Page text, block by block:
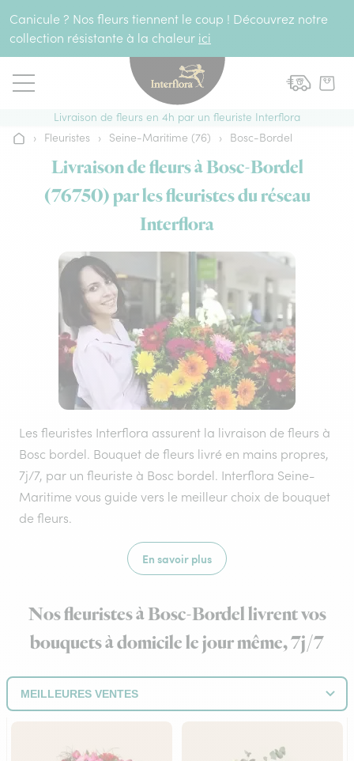
Canicule ? Nos fleurs tiennent le coup ! Découvrez notre
collection résistante à la chaleur ici
Livraison de fleurs en 4h par un fleuriste Interflora
Accueil
› Fleuristes › Seine-Maritime (76) › Bosc-Bordel
Livraison de fleurs à Bosc-Bordel
(76750) par les fleuristes du réseau
Interflora
Les fleuristes Interflora assurent la livraison de fleurs à
Bosc bordel. Bouquet de fleurs livré en mains propres,
7j/7, par un fleuriste à Bosc bordel. Interflora Seine-
Maritime vous guide vers le meilleur choix de bouquet
de fleurs.
En savoir plus
Nos fleuristes à Bosc-Bordel livrent vos
bouquets à domicile le jour même, 7j/7